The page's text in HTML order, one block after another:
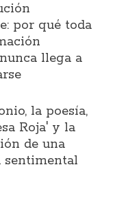
por qué toda
llega a
la poesía,
Roja' y la
de una
sentimental